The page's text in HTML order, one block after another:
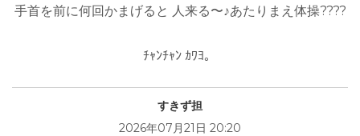
手首を前に何回かまげると 人来る〜♪あたりまえ体操????
ﾁｬﾝﾁｬﾝ ｶﾜﾖ。
すきず担
2026年07月21日 20:20